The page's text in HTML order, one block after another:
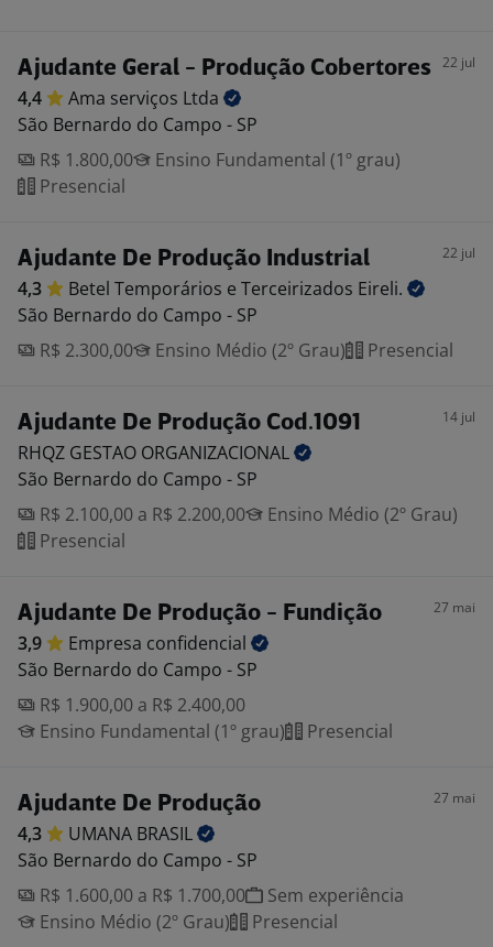
Ajudante Geral - Produção Cobertores 22 jul
4,4 Ama serviços Ltda
São Bernardo do Campo - SP
R$ 1.800,00
Ensino Fundamental (1º grau)
Presencial
Ajudante De Produção Industrial 22 jul
4,3 Betel Temporários e Terceirizados Eireli.
São Bernardo do Campo - SP
R$ 2.300,00
Ensino Médio (2º Grau) Presencial
Ajudante De Produção Cod.1091 14 jul
RHQZ GESTAO ORGANIZACIONAL
São Bernardo do Campo - SP
R$ 2.100,00 a R$ 2.200,00
Ensino Médio (2º Grau)
Presencial
Ajudante De Produção - Fundição 27 mai
3,9 Empresa confidencial
São Bernardo do Campo - SP
R$ 1.900,00 a R$ 2.400,00
Ensino Fundamental (1º grau)
Presencial
Ajudante De Produção 27 mai
4,3 UMANA BRASIL
São Bernardo do Campo - SP
R$ 1.600,00 a R$ 1.700,00
Sem experiência
Ensino Médio (2º Grau)
Presencial